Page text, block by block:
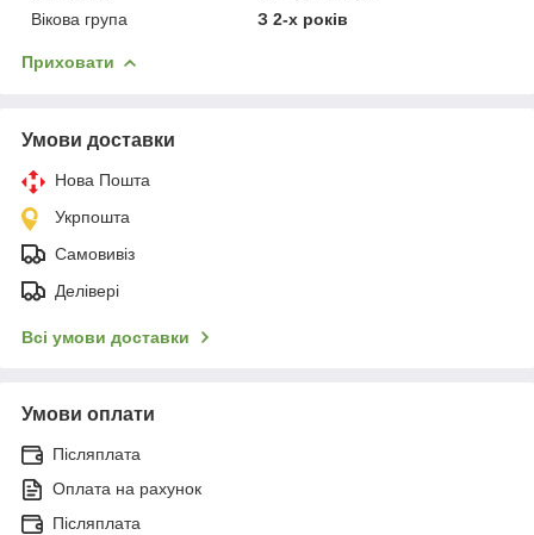
Вікова група
З 2-х років
Приховати
Умови доставки
Нова Пошта
Укрпошта
Самовивіз
Делівері
Всі умови доставки
Умови оплати
Післяплата
Оплата на рахунок
Післяплата